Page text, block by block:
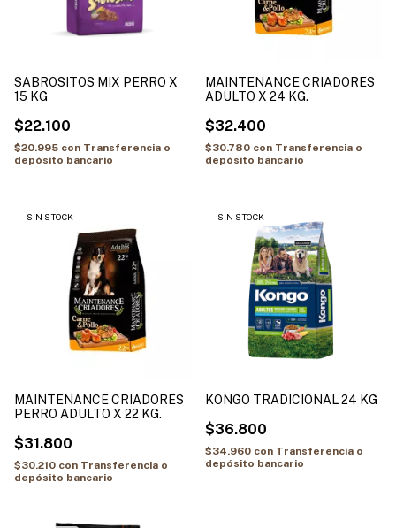
SABROSITOS MIX PERRO X
15 KG
$22.100
$20.995 con Transferencia o
depósito bancario
MAINTENANCE CRIADORES
ADULTO X 24 KG.
$32.400
$30.780 con Transferencia o
depósito bancario
SIN STOCK
MAINTENANCE CRIADORES
PERRO ADULTO X 22 KG.
$31.800
$30.210 con Transferencia o
depósito bancario
SIN STOCK
KONGO TRADICIONAL 24 KG
$36.800
$34.960 con Transferencia o
depósito bancario